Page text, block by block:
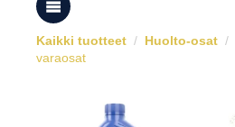
Kaikki tuotteet Huolto-osat
varaosat